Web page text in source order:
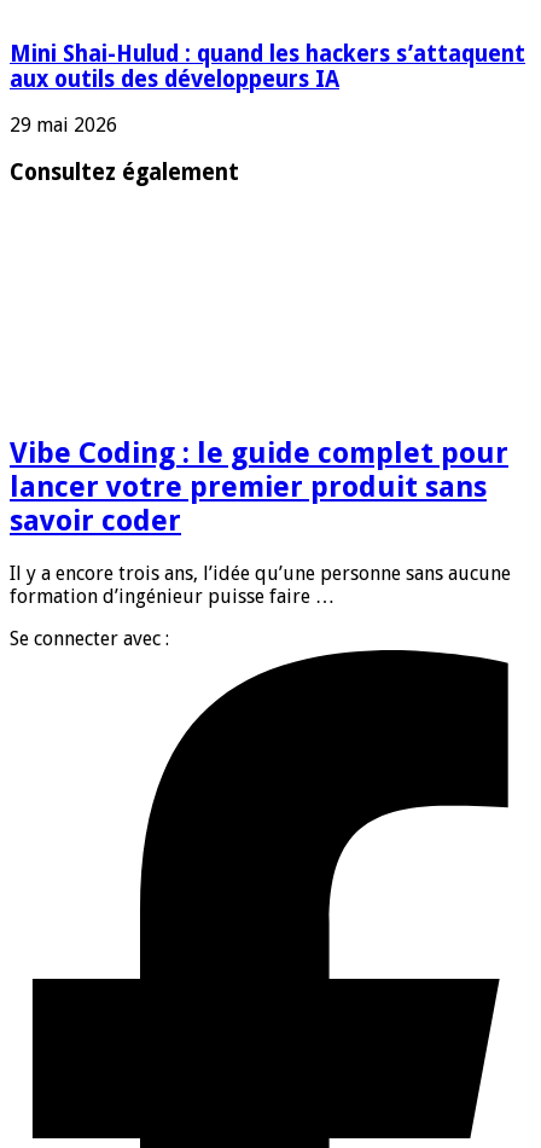
Mini Shai-Hulud : quand les hackers s’attaquent
aux outils des développeurs IA
29 mai 2026
Consultez également
Vibe Coding : le guide complet pour
lancer votre premier produit sans
savoir coder
Il y a encore trois ans, l’idée qu’une personne sans aucune
formation d’ingénieur puisse faire …
Se connecter avec :